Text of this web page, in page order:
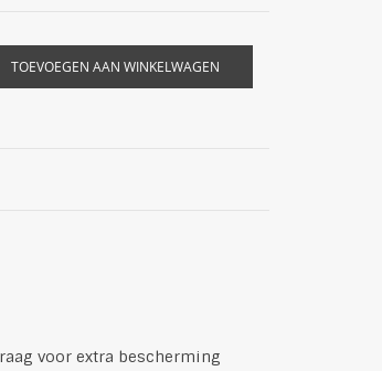
TOEVOEGEN AAN WINKELWAGEN
voor extra bescherming